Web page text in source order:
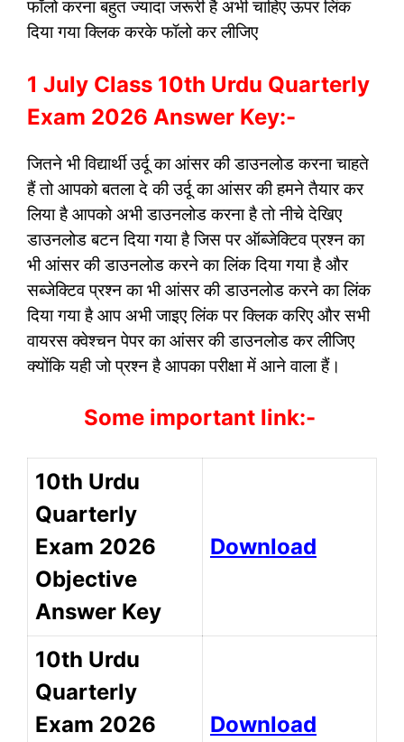
फॉलो करना बहुत ज्यादा जरूरी है अभी चाहिए ऊपर लिंक
दिया गया क्लिक करके फॉलो कर लीजिए
1 July Class 10th Urdu Quarterly
Exam 2026 Answer Key:-
जितने भी विद्यार्थी उर्दू का आंसर की डाउनलोड करना चाहते
हैं तो आपको बतला दे की उर्दू का आंसर की हमने तैयार कर
लिया है आपको अभी डाउनलोड करना है तो नीचे देखिए
डाउनलोड बटन दिया गया है जिस पर ऑब्जेक्टिव प्रश्न का
भी आंसर की डाउनलोड करने का लिंक दिया गया है और
सब्जेक्टिव प्रश्न का भी आंसर की डाउनलोड करने का लिंक
दिया गया है आप अभी जाइए लिंक पर क्लिक करिए और सभी
वायरस क्वेश्चन पेपर का आंसर की डाउनलोड कर लीजिए
क्योंकि यही जो प्रश्न है आपका परीक्षा में आने वाला हैं।
Some important link:-
10th Urdu
Quarterly
Exam 2026
Objective
Answer Key
Download
10th Urdu
Quarterly
Exam 2026
Download